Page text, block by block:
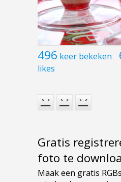
496 keer bekeken
likes
Gratis
foto te